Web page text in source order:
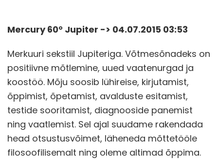
Mercury 60° Jupiter -> 04.07.2015 03:53
Merkuuri sekstiil Jupiteriga. Võtmesõnadeks on
positiivne mõtlemine, uued vaatenurgad ja
koostöö. Mõju soosib lühireise, kirjutamist,
õppimist, õpetamist, avalduste esitamist,
testide sooritamist, diagnooside panemist
ning vaatlemist. Sel ajal suudame rakendada
head otsustusvõimet, läheneda mõttetööle
filosoofilisemalt ning oleme altimad õppima.